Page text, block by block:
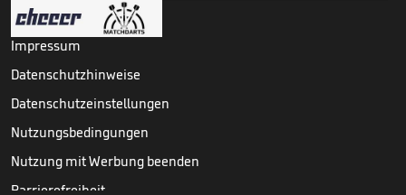
Impressum
Datenschutzhinweise
Datenschutzeinstellungen
Nutzungsbedingungen
Nutzung mit Werbung beenden
Barrierefreiheit